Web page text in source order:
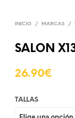
INICIO / MARCAS /
SALON
26.90€
TALLAS